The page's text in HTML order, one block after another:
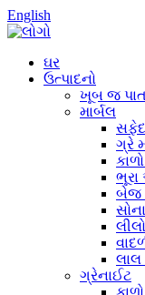
English
ઘર
ઉત્પાદનો
ખૂબ જ
માર્બલ
ગ્રે
બેજ
લાલ
ગ્રેનાઈટ